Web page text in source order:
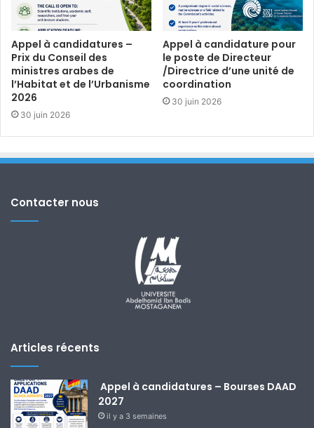
Appel à candidatures –
Prix du Conseil des
ministres arabes de
l’Habitat et de l’Urbanisme
2026
30 juin 2026
Appel à candidature pour
le poste de Directeur
/Directrice d’une unité de
coordination
30 juin 2026
Contacter nous
Articles récents
Appel à candidatures – Bourses DAAD
2027
il y a 3 semaines